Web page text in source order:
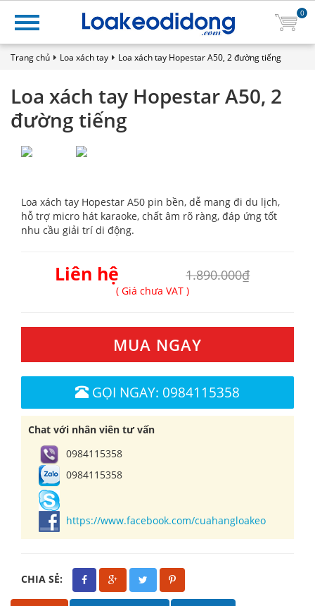
0
Trang chủ Loa xách tay Loa xách tay Hopestar A50, 2 đường tiếng
Loa xách tay Hopestar A50, 2
đường tiếng
Loa xách tay Hopestar A50 pin bền, dễ mang đi du lịch,
hỗ trợ micro hát karaoke, chất âm rõ ràng, đáp ứng tốt
nhu cầu giải trí di động.
Liên hệ 1.890.000₫
( Giá chưa VAT )
MUA NGAY
GỌI NGAY: 0984115358
Chat với nhân viên tư vấn
0984115358
0984115358
https://www.facebook.com/cuahangloakeo
CHIA SẺ: